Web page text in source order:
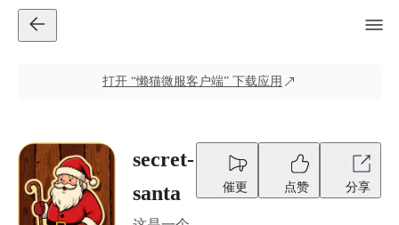
打开 “懒猫微服客户端” 下载应用
secret-
santa
催更 点赞 分享